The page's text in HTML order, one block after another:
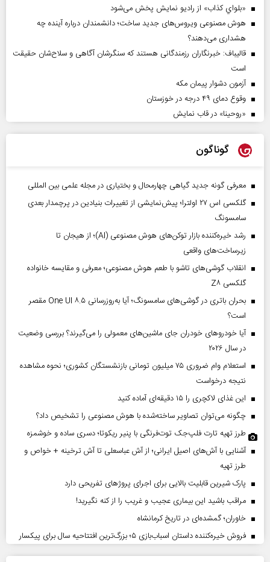
«بلواي کذاب» از رادیو نمایش پخش می‌شود
هوش مصنوعی ویروس‌های جدید ساخت؛ دانشمندان درباره آینده چه
هشداری می‌دهند؟
قالیباف: خبرنگاران رزمندگانی هستند که سنگرشان آگاهی و سلاح‌شان حقیقت
است
آزمون دشوار پیمان مکه
وقوع دمای ۴۹ درجه در خوزستان
«روحینا» در قاب نمایش
گوناگون
معرفی گونه جدید گیاهی چهارمحال و بختیاری در مجله علمی بین المللی
گلکسی اس ۲۷ اولترا؛ پیش‌نمایشی از تغییرات بنیادین در پرچمدار بعدی
سامسونگ
رشد خیره‌کننده بازار توکن‌های هوش مصنوعی (AI)؛ از هیجان تا
زیرساخت‌های واقعی
انقلاب گوشی‌های تاشو‌ با طعم هوش مصنوعی؛ معرفی و مقایسه خانواده
گلکسی Z۸
بحران باتری در گوشی‌های سامسونگ؛ آیا به‌روزرسانی One UI ۸.۵ مقصر
است؟
آیا خودروهای خودران جای ماشین‌های معمولی را می‌گیرند؟ بررسی وضعیت
در سال ۲۰۲۶
استعلام وام ضروری ۷۵ میلیون تومانی بازنشستگان کشوری؛ نحوه مشاهده
نتیجه درخواست
این غذای لاکچری را ۱۵ دقیقه‌ای آماده کنید
چگونه می‌توان تصاویر ساخته‌شده با هوش مصنوعی را تشخیص داد؟
طرز تهیه تارت فلپ‌جک توت‌فرنگی با پنیر ریکوتا؛ دسری ساده و خوشمزه
آشنایی با آش‌های اصیل ایرانی؛ از آش عباسعلی تا آش ترخینه + خواص و
طرز تهیه
پارک شیرین قابلیت‌ بالایی برای اجرای پروژهای تفریحی دارد
مراقب باشید این بیماری عجیب و غریب را از کنه نگیرید!
خاوران؛ گمشده‌ای در تاریخ کرمانشاه
فروش خیره‌کننده داستان اسباب‌بازی ۵؛ بزرگ‌ترین افتتاحیه سال برای پیکسار